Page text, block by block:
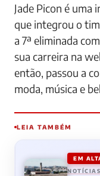
Jade Picon é uma
que integrou o
a 7ª eliminada
sua carreira na
então, passou a
moda, música e
LEIA TAMBÉM
EM
NOTÍCIAS